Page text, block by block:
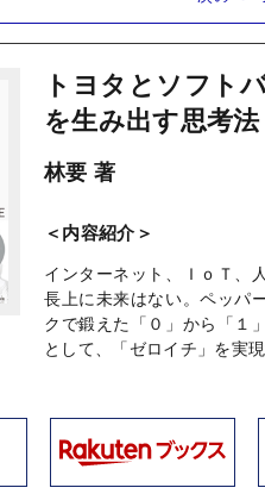
トヨタとソフト
を生み出す思考
林要 著
＜内容紹介＞
インターネット、ＩｏＴ、
長上に未来はない。ペッパ
クで鍛えた「０」から「１
として、「ゼロイチ」を実